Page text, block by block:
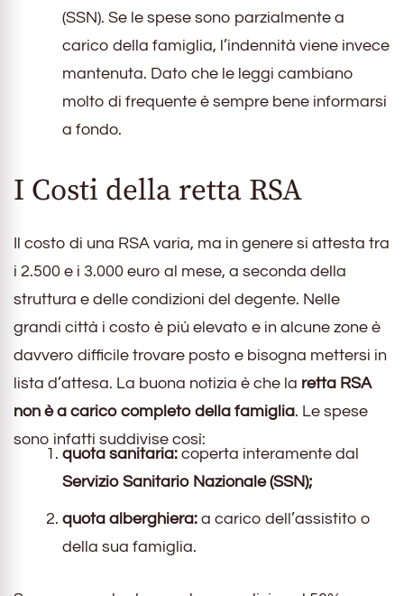
(SSN). Se le spese sono parzialmente a
carico della famiglia, l’indennità viene invece
mantenuta. Dato che le leggi cambiano
molto di frequente è sempre bene informarsi
a fondo.
I Costi della retta RSA
Il costo di una RSA varia, ma in genere si attesta tra
i 2.500 e i 3.000 euro al mese, a seconda della
struttura e delle condizioni del degente. Nelle
grandi città i costo è più elevato e in alcune zone è
davvero difficile trovare posto e bisogna mettersi in
lista d’attesa. La buona notizia è che la retta RSA
non è a carico completo della famiglia. Le spese
sono infatti suddivise così:
quota sanitaria: coperta interamente dal
Servizio Sanitario Nazionale (SSN);
quota alberghiera: a carico dell’assistito o
della sua famiglia.